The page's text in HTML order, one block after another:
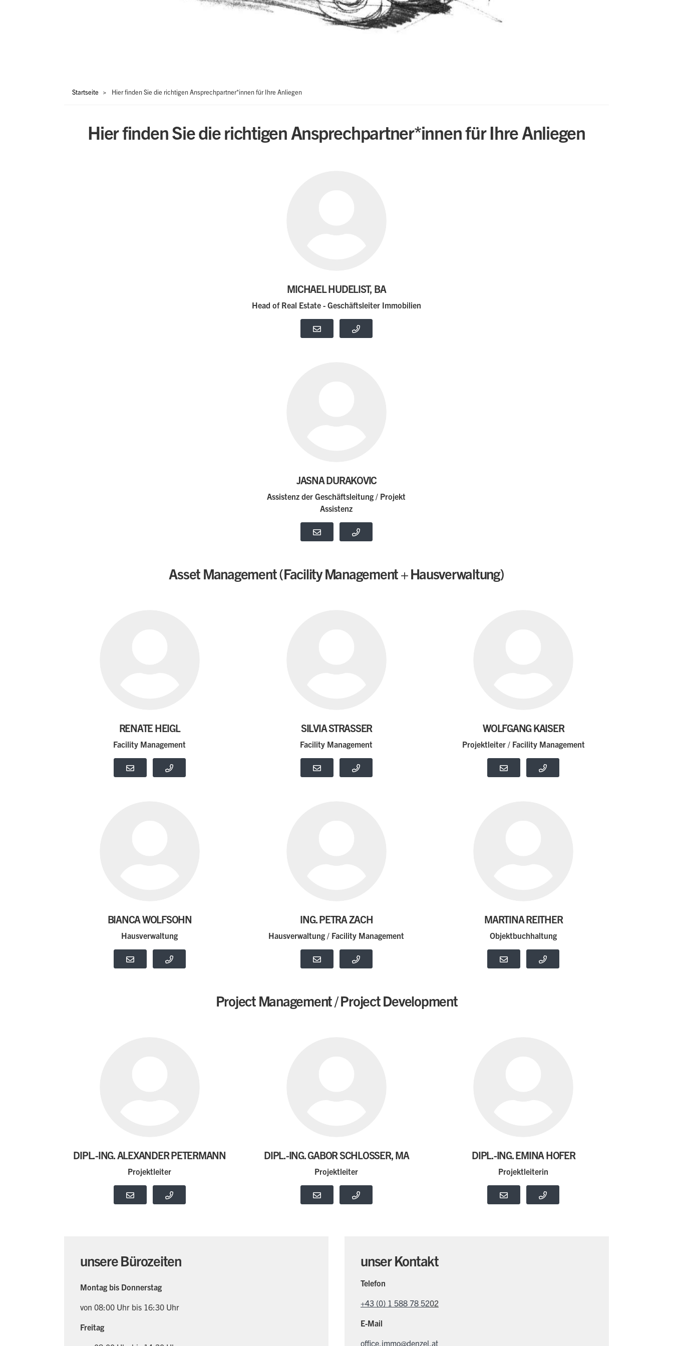
Pfadnavigation
Startseite Hier finden Sie die richtigen Ansprechpartner*innen für Ihre Anliegen
Hier finden Sie die richtigen Ansprechpartner*innen für Ihre Anliegen
MICHAEL HUDELIST, BA
Head of Real Estate - Geschäftsleiter Immobilien
JASNA DURAKOVIC
Assistenz der Geschäftsleitung / Projekt
Assistenz
Asset Management (Facility Management + Hausverwaltung)
RENATE HEIGL
Facility Management
SILVIA STRASSER
Facility Management
WOLFGANG KAISER
Projektleiter / Facility Management
BIANCA WOLFSOHN
Hausverwaltung
ING. PETRA ZACH
Hausverwaltung / Facility Management
MARTINA REITHER
Objektbuchhaltung
Project Management / Project Development
DIPL.-ING. ALEXANDER PETERMANN
Projektleiter
DIPL.-ING. GABOR SCHLOSSER, MA
Projektleiter
DIPL.-ING. EMINA HOFER
Projektleiterin
unsere Bürozeiten
Montag bis Donnerstag
von 08:00 Uhr bis 16:30 Uhr
Freitag
unser Kontakt
Telefon
+43 (0) 1 588 78 5202
E-Mail
office.immo@denzel.at